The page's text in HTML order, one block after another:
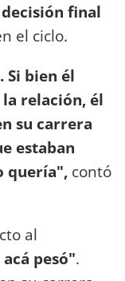
final
el ciclo.
Si bien él
relación, él
su carrera
estaban
quería", contó
al
pesó".